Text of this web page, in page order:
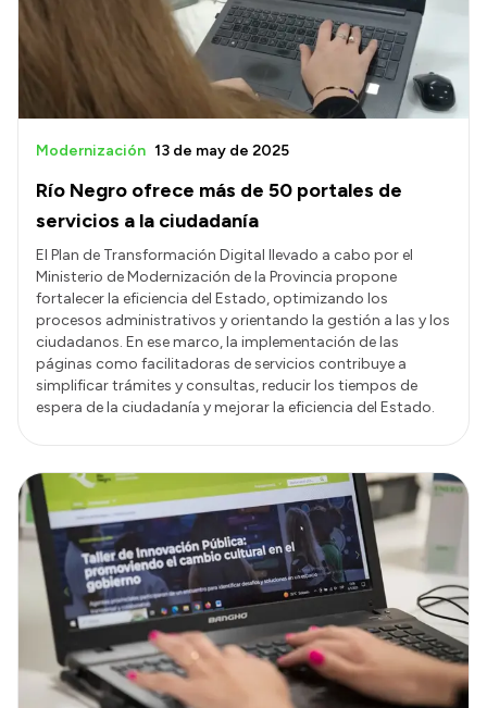
Río Negro ofrece más de 50 portales de
servicios a la ciudadanía
Modernización 13 de may de 2025
El Plan de Transformación Digital llevado a cabo por el
Ministerio de Modernización de la Provincia propone
fortalecer la eficiencia del Estado, optimizando los
procesos administrativos y orientando la gestión a las y los
ciudadanos. En ese marco, la implementación de las
páginas como facilitadoras de servicios contribuye a
simplificar trámites y consultas, reducir los tiempos de
espera de la ciudadanía y mejorar la eficiencia del Estado.